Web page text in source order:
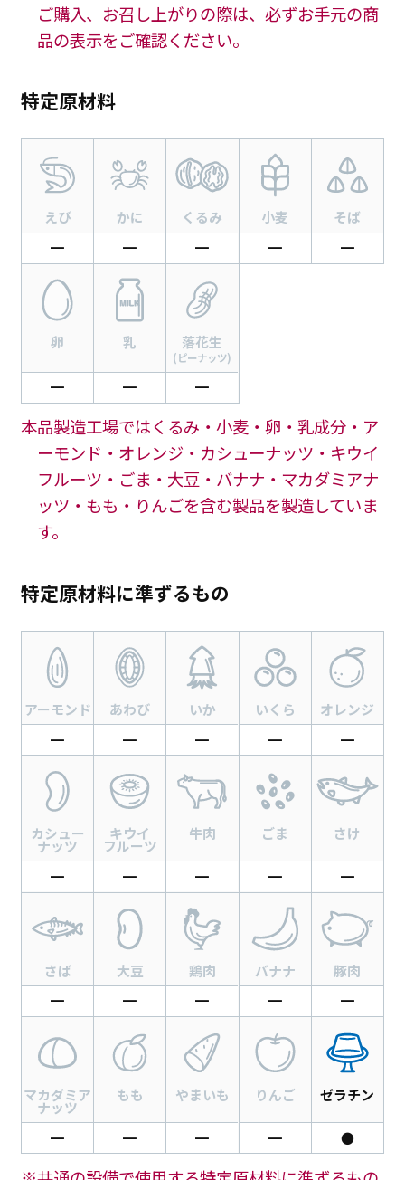
ご購入、お召し上がりの際は、必ずお手元の商
品の表示をご確認ください。
特定原材料
えび
━
かに
━
くるみ
━
小麦
━
そば
━
卵
━
乳
━
落花生
(ピーナッツ)
━
本品製造工場ではくるみ・小麦・卵・乳成分・ア
ーモンド・オレンジ・カシューナッツ・キウイ
フルーツ・ごま・大豆・バナナ・マカダミアナ
ッツ・もも・りんごを含む製品を製造していま
す。
特定原材料に準ずるもの
アーモンド
━
あわび
━
いか
━
いくら
━
オレンジ
━
カシュー
ナッツ
━
キウイ
フルーツ
━
牛肉
━
ごま
━
さけ
━
さば
━
大豆
━
鶏肉
━
バナナ
━
豚肉
━
マカダミア
ナッツ
━
もも
━
やまいも
━
りんご
━
ゼラチン
●